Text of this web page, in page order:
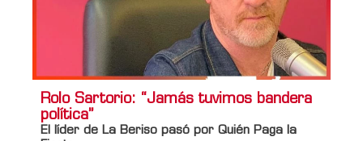
Rolo Sartorio: “Jamás tuvimos bandera
política”
El líder de La Beriso pasó por Quién Paga la